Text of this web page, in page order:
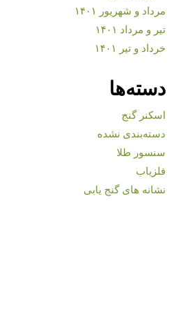
مرداد و شهریور ۱۴۰۱
تیر و مرداد ۱۴۰۱
خرداد و تیر ۱۴۰۱
دسته‌ها
اسکنر گنج
دسته‌بندی نشده
سنسور طلا
فلزیاب
نشانه های گنج یابی